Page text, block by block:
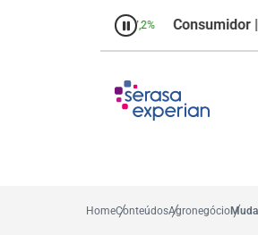
Consumidor |
HomeConteúdosAgronegócio